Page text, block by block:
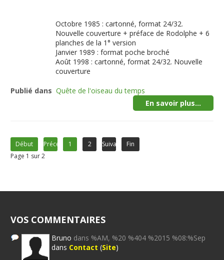
Octobre 1985 : cartonné, format 24/32.
Nouvelle couverture + préface de Rodolphe + 6
planches de la 1° version
Janvier 1989 : format poche broché
Août 1998 : cartonné, format 24/32. Nouvelle
couverture
Publié dans Quête de l'oiseau du temps
En savoir plus...
Début Précédent1 2 Suivant
Fin
Page 1 sur 2
VOS COMMENTAIRES
Bruno dans %AM, %20 %404 %2015 %08:%Sep
dans Contact (Site)